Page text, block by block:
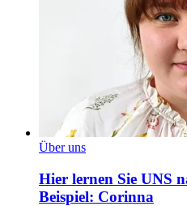
Über uns
Hier lernen Sie UNS
Beispiel: Corinna